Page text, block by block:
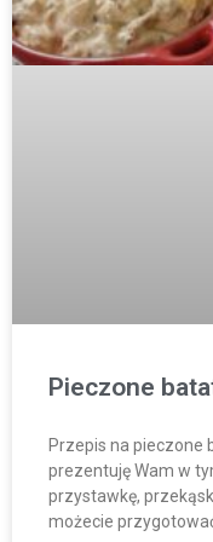
Pieczone
Przepis na pieczone
prezentuję Wam w
przystawkę,
możecie